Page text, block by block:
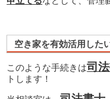
空き家を有効活用した
このような手続きは司
トします！